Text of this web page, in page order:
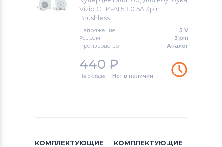
Вентиляторы (кулеры)
Вентиляторы (кулеры)
Вентиляторы (кулеры)
Вентиляторы (кулеры)Benq
Vizio CT14-A1 5В 0.5A 3pin
Brushless
Напряжение
5 V
Разъем
3 pin
Производство
Аналог
440 ₽
На складе Нет в наличии
КОМПЛЕКТУЮЩИЕ
КОМПЛЕКТУЮЩИЕ